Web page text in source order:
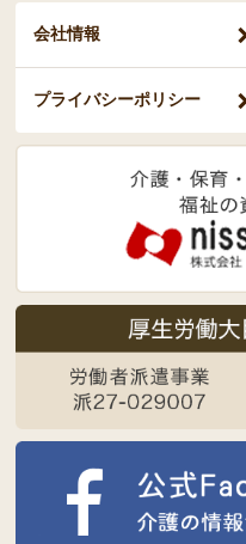
会社情報
プライバシーポリシー